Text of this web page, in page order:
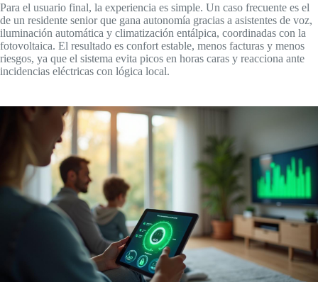
Para el usuario final, la experiencia es simple. Un caso frecuente es el
de un residente senior que gana autonomía gracias a asistentes de voz,
iluminación automática y climatización entálpica, coordinadas con la
fotovoltaica. El resultado es confort estable, menos facturas y menos
riesgos, ya que el sistema evita picos en horas caras y reacciona ante
incidencias eléctricas con lógica local.